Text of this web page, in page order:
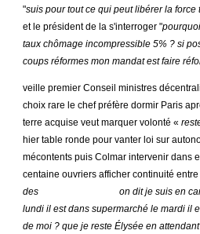
"suis pour tout ce qui peut libérer la force
et le président de la s'interroger "
taux chômage incompressible 5% ? si
coups réformes mon mandat est faire
veille premier Conseil ministres
choix rare le chef préfère dormir Paris
terre acquise veut marquer volonté «
hier table ronde pour vanter loi sur
mécontents puis Colmar intervenir dans
centaine ouvriers afficher continuité
des
on dit je suis en
lundi il est dans supermarché le mardi il
de moi ? que je reste Élysée en